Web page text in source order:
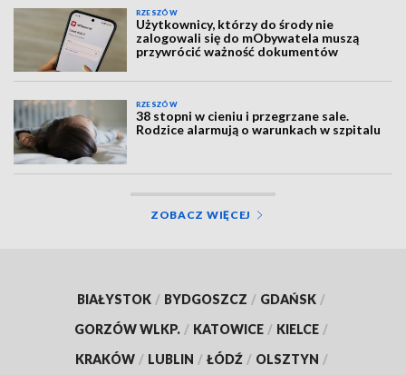
RZESZÓW
Użytkownicy, którzy do środy nie
zalogowali się do mObywatela muszą
przywrócić ważność dokumentów
RZESZÓW
38 stopni w cieniu i przegrzane sale.
Rodzice alarmują o warunkach w szpitalu
ZOBACZ WIĘCEJ
BIAŁYSTOK / BYDGOSZCZ / GDAŃSK /
GORZÓW WLKP. / KATOWICE / KIELCE /
KRAKÓW / LUBLIN / ŁÓDŹ / OLSZTYN /